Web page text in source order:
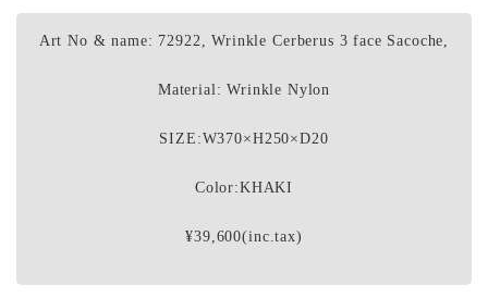
Art No & name: 72922, Wrinkle Cerberus 3 face Sacoche,
Material: Wrinkle Nylon
SIZE:W370×H250×D20
Color:KHAKI
¥39,600(inc.tax)